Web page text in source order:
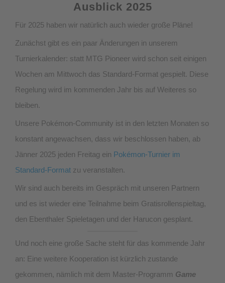
Ausblick 2025
Für 2025 haben wir natürlich auch wieder große Pläne!
Zunächst gibt es ein paar Änderungen in unserem
Turnierkalender: statt MTG Pioneer wird schon seit einigen
Wochen am Mittwoch das Standard-Format gespielt. Diese
Regelung wird im kommenden Jahr bis auf Weiteres so
bleiben.
Unsere Pokémon-Community ist in den letzten Monaten so
konstant angewachsen, dass wir beschlossen haben, ab
Jänner 2025 jeden Freitag ein Pokémon-Turnier im
Standard-Format zu veranstalten.
Wir sind auch bereits im Gespräch mit unseren Partnern
und es ist wieder eine Teilnahme beim Gratisrollenspieltag,
den Ebenthaler Spieletagen und der Harucon gesplant.
Und noch eine große Sache steht für das kommende Jahr
an: Eine weitere Kooperation ist kürzlich zustande
gekommen, nämlich mit dem Master-Programm Game